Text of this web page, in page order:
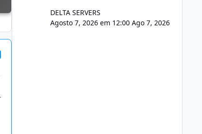
DELTA SERVERS
Agosto 7, 2026 em 12:00 Ago 7, 2026